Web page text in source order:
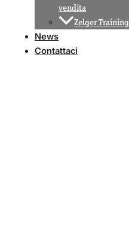
vendita
Zelger Training
News
Contattaci